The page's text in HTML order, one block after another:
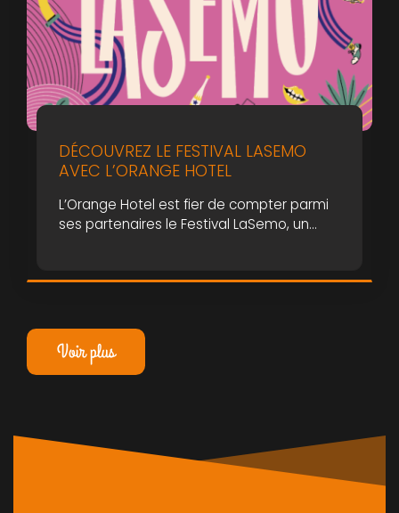
DÉCOUVREZ LE FESTIVAL LASEMO
AVEC L’ORANGE HOTEL
L’Orange Hotel est fier de compter parmi
ses partenaires le Festival LaSemo, un
parc d’Enghien.
Voir plus